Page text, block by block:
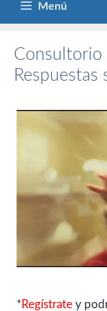
Menú
Consultorio
* Regístrate y